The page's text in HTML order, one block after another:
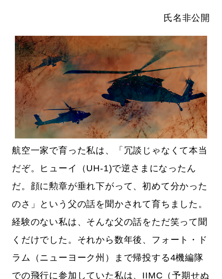
氏名非公開
航空一家で育った私は、「冗談じゃなくて本当
だぞ。ヒューイ（UH-1)で逆さまになったん
だ。顔に勲章が垂れ下がって、初めて分かった
のさ」という父の話を聞かされて育ちました。
経験のない私は、そんな父の話をただ笑って聞
くだけでした。それから数年後、フォート・ド
ラム（ニューヨーク州）まで帰投する4機編隊
での飛行に参加していた私は、IIMC（予期せぬ